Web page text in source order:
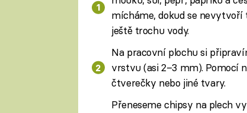
mícháme, dokud se nevytvoří
ještě trochu vody.
Na pracovní plochu si
vrstvu (asi 2–3 mm). Pomocí
čtverečky nebo jiné tvary.
Přeneseme chipsy na plech